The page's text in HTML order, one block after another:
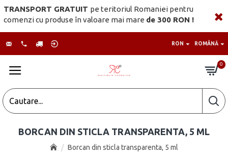
TRANSPORT GRATUIT pe teritoriul Romaniei pentru
comenzi cu produse în valoare mai mare de 300 RON !
RON ROMÂNĂ
0
Borcan din sticla transparenta, 5 ml
BORCAN DIN STICLA TRANSPARENTA, 5 ML